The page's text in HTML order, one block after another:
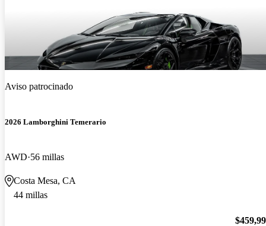
Aviso patrocinado
2026 Lamborghini Temerario
AWD 56 millas
Costa Mesa, CA
44 millas